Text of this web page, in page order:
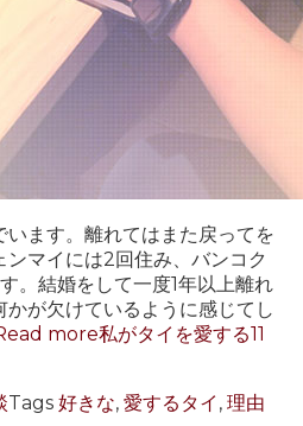
ます。離れてはまた戻ってを
マイには2回住み、バンコク
。結婚をして一度1年以上離れ
が欠けているように感じてし
more私がタイを愛する11
Tags 好きな, 愛するタイ , 理由